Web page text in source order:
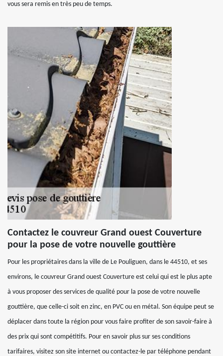
vous sera remis en très peu de temps.
Contactez le couvreur Grand ouest Couverture
pour la pose de votre nouvelle gouttière
Pour les propriétaires dans la ville de Le Pouliguen, dans le 44510, et ses
environs, le couvreur Grand ouest Couverture est celui qui est le plus apte
à vous proposer des services de qualité pour la pose de votre nouvelle
gouttière, que celle-ci soit en zinc, en PVC ou en métal. Son équipe peut se
déplacer dans toute la région pour vous faire profiter de son savoir-faire à
des prix qui sont compétitifs. Pour en savoir plus sur ses conditions
tarifaires, visitez son site internet ou contactez-le par téléphone pendant